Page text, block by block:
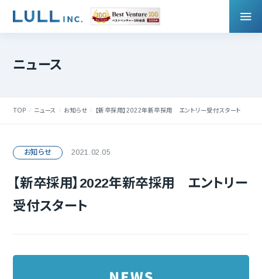
ニュース
TOP ニュース お知らせ 【新卒採用】2022年新卒採用 エントリー受付スタート
お知らせ 2021.02.05
【新卒採用】2022年新卒採用 エントリー
受付スタート